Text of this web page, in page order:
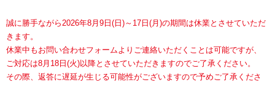
誠に勝手ながら2026年8月9日(日)～17日(月)の期間は休業とさせていただ
きます。
休業中もお問い合わせフォームよりご連絡いただくことは可能ですが、
ご対応は8月18日(火)以降とさせていただきますのでご了承ください。
その際、返答に遅延が生じる可能性がございますので予めご了承くださ